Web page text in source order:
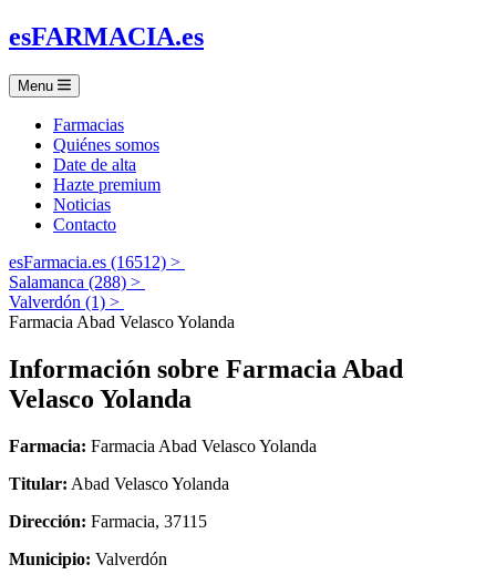
esFARMACIA.es
Menu
Farmacias
Quiénes somos
Date de alta
Hazte premium
Noticias
Contacto
esFarmacia.es (16512) >
Salamanca (288) >
Valverdón (1) >
Farmacia Abad Velasco Yolanda
Información sobre Farmacia Abad
Velasco Yolanda
Farmacia: Farmacia Abad Velasco Yolanda
Titular: Abad Velasco Yolanda
Dirección: Farmacia, 37115
Municipio: Valverdón